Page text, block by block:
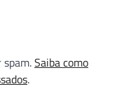
Saiba como
.